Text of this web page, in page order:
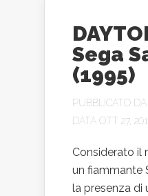
Sega
(1995)
PUBBLICATO DA
DATA OTT 27,
Considerato il
un fiammante
la presenza di